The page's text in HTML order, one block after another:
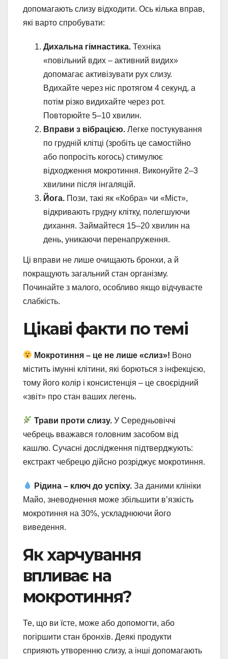
допомагають слизу відходити. Ось кілька вправ,
які варто спробувати:
Дихальна гімнастика. Техніка
«повільний вдих – активний видих»
допомагає активізувати рух слизу.
Вдихайте через ніс протягом 4 секунд, а
потім різко видихайте через рот.
Повторюйте 5–10 хвилин.
Вправи з вібрацією. Легке постукування
по грудній клітці (зробіть це самостійно
або попросіть когось) стимулює
відходження мокротиння. Виконуйте 2–3
хвилини після інгаляцій.
Йога. Пози, такі як «Кобра» чи «Міст»,
відкривають грудну клітку, полегшуючи
дихання. Займайтеся 15–20 хвилин на
день, уникаючи перенапруження.
Ці вправи не лише очищають бронхи, а й
покращують загальний стан організму.
Починайте з малого, особливо якщо відчуваєте
слабкість.
Цікаві факти по темі
Мокротиння – це не лише «слиз»! Воно
містить імунні клітини, які борються з інфекцією,
тому його колір і консистенція – це своєрідний
«звіт» про стан ваших легень.
Трави проти слизу. У Середньовіччі
чебрець вважався головним засобом від
кашлю. Сучасні дослідження підтверджують:
екстракт чебрецю дійсно розріджує мокротиння.
Рідина – ключ до успіху. За даними клініки
Майо, зневоднення може збільшити в’язкість
мокротиння на 30%, ускладнюючи його
виведення.
Як харчування
впливає на
мокротиння?
Те, що ви їсте, може або допомогти, або
погіршити стан бронхів. Деякі продукти
сприяють утворенню слизу, а інші допомагають